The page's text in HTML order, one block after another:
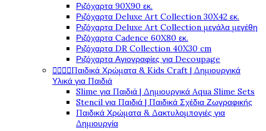
Ριζόχαρτα 90X90 εκ.
Ριζόχαρτα Deluxe Art Collection 30X42 εκ.
Ριζόχαρτα Deluxe Art Collection μεγάλα μεγέθη
Ριζόχαρτα Cadence 60X80 εκ.
Ριζόχαρτα DR Collection 40X30 cm
Ριζόχαρτα Αγιογραφίες για Decoupage
Παιδικά Χρώματα & Kids Craft | Δημιουργικά
Υλικά για Παιδιά
Slime για Παιδιά | Δημιουργικά Aqua Slime Sets
Stencil για Παιδιά | Παιδικά Σχέδια Ζωγραφικής
Παιδικά Χρώματα & Δακτυλομπογιές για
Δημιουργία